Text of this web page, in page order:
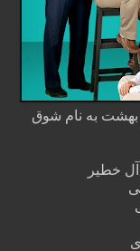
بهشت به نام شوق
خطیر